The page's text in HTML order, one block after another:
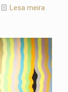
Lesa meira